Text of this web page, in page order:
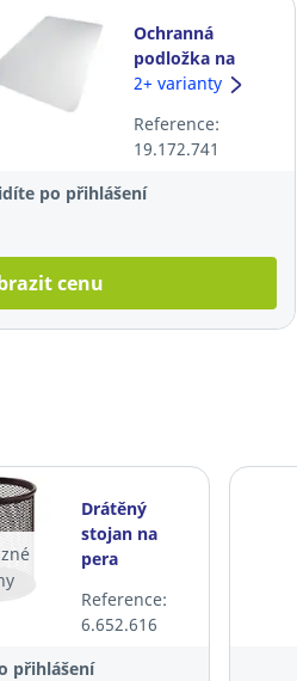
Ochranná
podložka na
koberec Ecotex
cm
2+ varianty
Reference:
19.172.741
po přihlášení
cenu
Drátěný
stojan na
pera
černý
Reference:
6.652.616
přihlášení